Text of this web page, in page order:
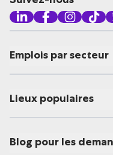
Emplois par secteur
Lieux populaires
Blog pour les